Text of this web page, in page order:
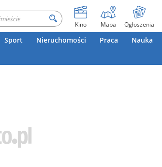
Kino Mapa Ogłoszenia
Sport Nieruchomości Praca Nauka